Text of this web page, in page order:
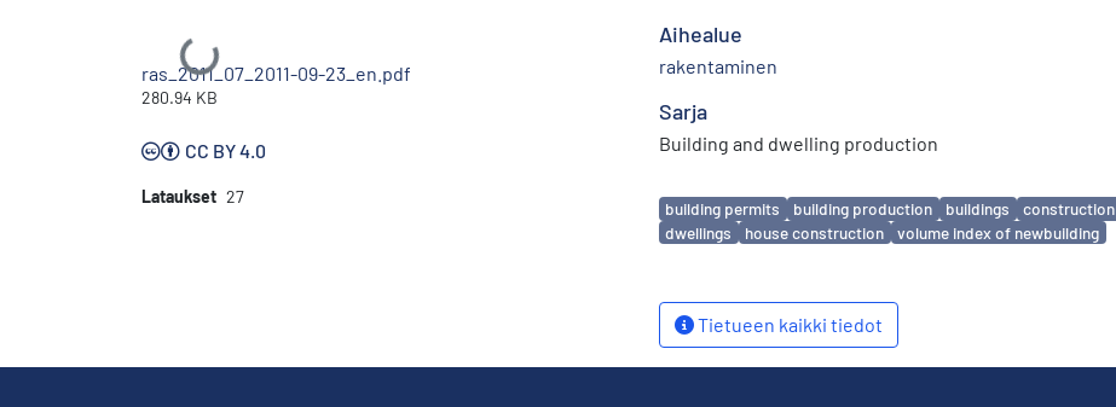
Ladataan...
ras_2011_07_2011-09-23_en.pdf
280.94 KB
CC BY 4.0
Lataukset 27
Aihealue
rakentaminen
Sarja
Building and dwelling production
Avainsanat
building permits building production buildings construction
dwellings
house construction volume index of newbuilding
Tietueen kaikki tiedot